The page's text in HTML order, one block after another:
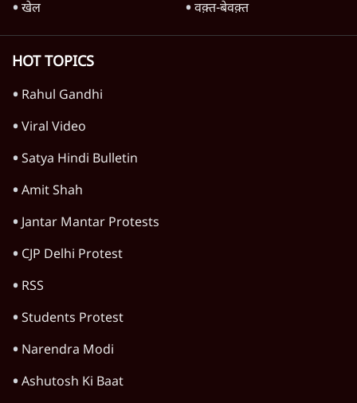
खेल
वक़्त-बेवक़्त
HOT TOPICS
Rahul Gandhi
Viral Video
Satya Hindi Bulletin
Amit Shah
Jantar Mantar Protests
CJP Delhi Protest
RSS
Students Protest
Narendra Modi
Ashutosh Ki Baat